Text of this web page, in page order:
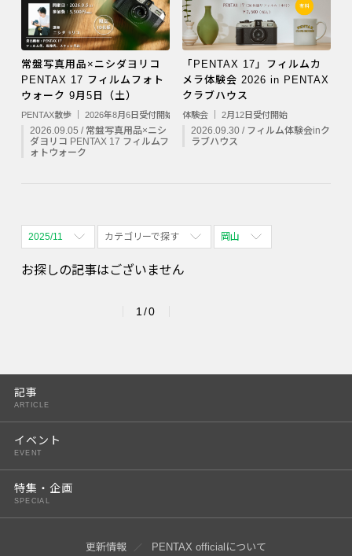
常盤写真用品×ニシダヨリコ
PENTAX 17 フィルムフォト
ウォーク 9月5日（土）
PENTAX散歩 ｜ 2026年8月6日受付開始
2026.09.05 / 常盤写真用品×ニシ
ダヨリコ PENTAX 17 フィルムフ
ォトウォーク
「PENTAX 17」フィルムカ
メラ体験会 2026 in PENTAX
クラブハウス
体験会 ｜ 2月12日受付開始
2026.09.30 / フィルム体験会inク
ラブハウス
2025/11
全期間
2026/11
2027/01
2027/03
カテゴリーで探す
全て表示
岡山
お探しの記事はございません
1/0
記事
ARTICLE
イベント
EVENT
特集・企画
SPECIAL
更新情報 PENTAX officialについて